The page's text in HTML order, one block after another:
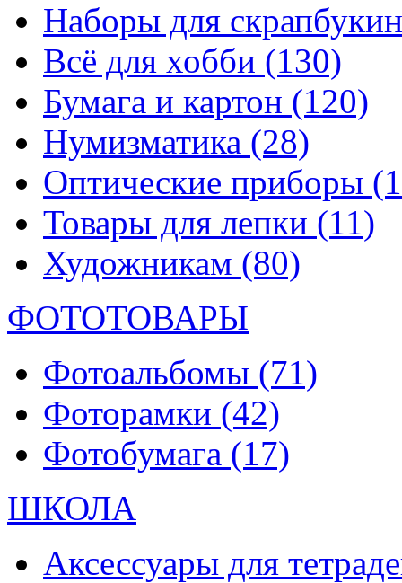
Наборы для
Всё для хобби (130)
Бумага и картон (120)
Нумизматика (28)
Оптические приборы
Товары для лепки (11)
Художникам (80)
ФОТОТОВАРЫ
Фотоальбомы (71)
Фоторамки (42)
Фотобумага (17)
ШКОЛА
Аксессуары для